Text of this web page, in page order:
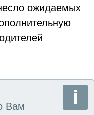
ожидаемых
Вам